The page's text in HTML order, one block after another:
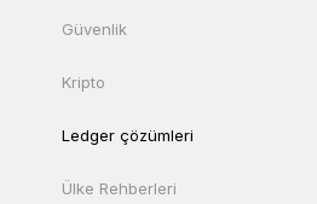
Güvenlik
Kripto
Ledger çözümleri
Ülke Rehberleri